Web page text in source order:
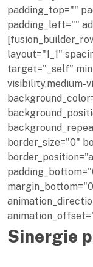
padding_top=""
padding_left=""
layout="1_1"
target="_self"
visibility,medium-
border_size="0"
Sinergie